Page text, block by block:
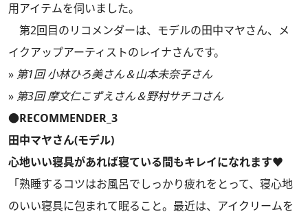
用アイテムを伺いました。
第2回目のリコメンダーは、モデルの田中マヤさん、メ
イクアップアーティストのレイナさんです。
» 第1回 小林ひろ美さん＆山本未奈子さん
» 第3回 摩文仁こずえさん＆野村サチコさん
●RECOMMENDER_3
田中マヤさん(モデル)
心地いい寝具があれば寝ている間もキレイになれます♥
「熟睡するコツはお風呂でしっかり疲れをとって、寝心地
のいい寝具に包まれて眠ること。最近は、アイクリームを